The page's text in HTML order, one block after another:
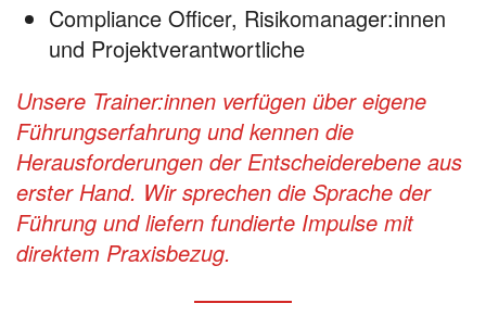
Compliance Officer, Risikomanager:innen
und Projektverantwortliche
Unsere Trainer:innen verfügen über eigene
Führungserfahrung und kennen die
Herausforderungen der Entscheiderebene aus
erster Hand. Wir sprechen die Sprache der
Führung und liefern fundierte Impulse mit
direktem Praxisbezug.